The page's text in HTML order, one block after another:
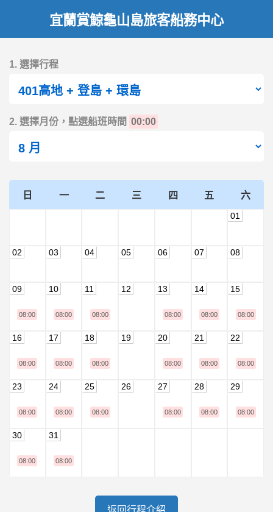
宜蘭賞鯨龜山島旅客船務中心
1. 選擇行程
2. 選擇月份，點選船班時間 00:00
日 一 二 三 四 五 六
01
02 03 04 05 06 07 08
09
08:00
10
08:00
11
08:00
12 13
08:00
14
08:00
15
08:00
16
08:00
17
08:00
18
08:00
19 20
08:00
21
08:00
22
08:00
23
08:00
24
08:00
25
08:00
26 27
08:00
28
08:00
29
08:00
30
08:00
31
08:00
返回行程介紹